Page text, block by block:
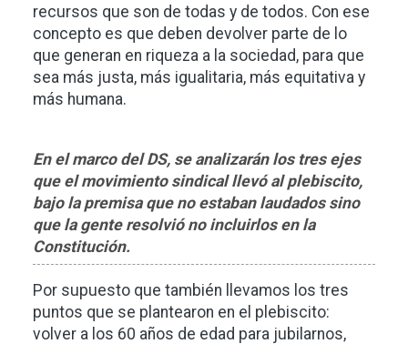
recursos que son de todas y de todos. Con ese
concepto es que deben devolver parte de lo
que generan en riqueza a la sociedad, para que
sea más justa, más igualitaria, más equitativa y
más humana.
En el marco del DS, se analizarán los tres ejes
que el movimiento sindical llevó al plebiscito,
bajo la premisa que no estaban laudados sino
que la gente resolvió no incluirlos en la
Constitución.
Por supuesto que también llevamos los tres
puntos que se plantearon en el plebiscito:
volver a los 60 años de edad para jubilarnos,